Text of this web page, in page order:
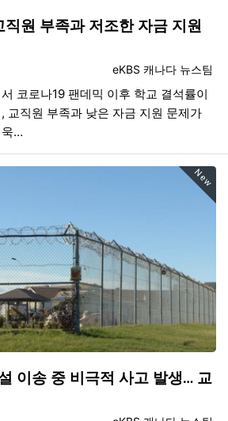
원 부족과 저조한 자금 지원
등록자
eKBS 캐나다 뉴스팀
코로나19 팬데믹 이후 학교 결석률이
교직원 부족과 낮은 자금 지원 문제가
욱…
New
이송 중 비극적 사고 발생… 교